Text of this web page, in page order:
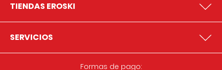
TIENDAS EROSKI
SERVICIOS
Formas de pago: